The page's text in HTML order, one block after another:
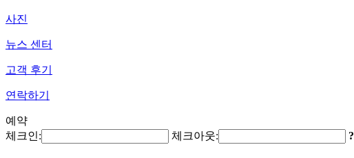
사진
뉴스 센터
고객 후기
연락하기
예약
체크인:
체크아웃: ?